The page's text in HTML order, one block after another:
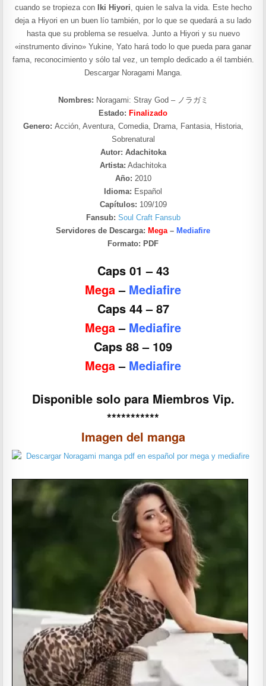
cuando se tropieza con
Iki Hiyori, quien le salva la vida. Este hecho
deja a Hiyori en un buen lío también, por lo que se quedará a su lado
hasta que su problema se resuelva. Junto a Hiyori y su nuevo
«instrumento divino» Yukine, Yato hará todo lo que pueda para ganar
fama, reconocimiento y sólo tal vez, un templo dedicado a él también.
Descargar Noragami Manga.
Nombres: Noragami: Stray God – ノラガミ
Estado: Finalizado
Genero: Acción, Aventura, Comedia, Drama, Fantasia, Historia,
Sobrenatural
Autor: Adachitoka
Artista: Adachitoka
Año: 2010
Idioma: Español
Capítulos: 109/109
Fansub: Soul Craft Fansub
Servidores de Descarga: Mega– Mediafire
Formato: PDF
Caps 01 – 43
Mega– Mediafire
Caps 44 – 87
Mega– Mediafire
Caps 88 – 109
Mega– Mediafire
Disponible solo para Miembros Vip.
***********
Imagen del manga